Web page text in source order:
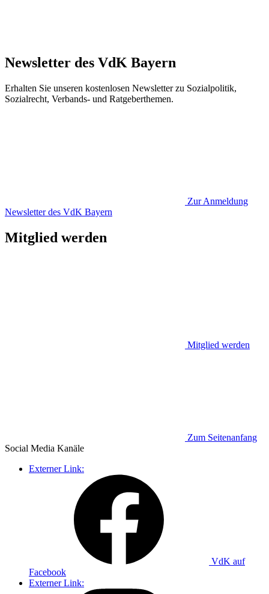
Newsletter des VdK Bayern
Erhalten Sie unseren kostenlosen Newsletter zu Sozialpolitik,
Sozialrecht, Verbands- und Ratgeberthemen.
Zur Anmeldung
Newsletter des VdK Bayern
Mitglied werden
Mitglied werden
Zum Seitenanfang
Social Media Kanäle
Externer Link:
VdK auf
Facebook
Externer Link: